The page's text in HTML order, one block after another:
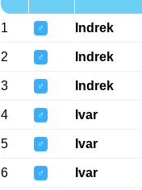
1 ♂ Indrek
2 ♂ Indrek
3 ♂ Indrek
4 ♂ Ivar
5 ♂ Ivar
6 ♂ Ivar